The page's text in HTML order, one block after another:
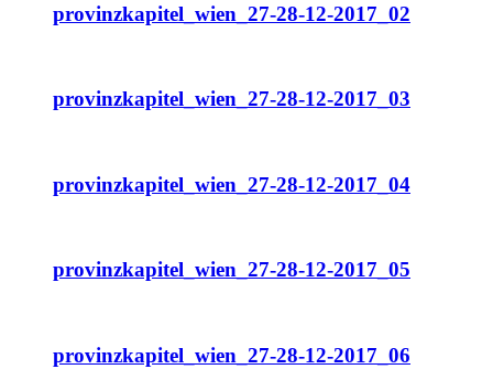
provinzkapitel_wien_27-28-12-2017_02
provinzkapitel_wien_27-28-12-2017_03
provinzkapitel_wien_27-28-12-2017_04
provinzkapitel_wien_27-28-12-2017_05
provinzkapitel_wien_27-28-12-2017_06